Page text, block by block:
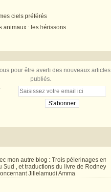
ciels préférés
animaux : les hérissons
pour être averti des nouveaux articles
publiés.
mon autre blog : Trois pélerinages en
Sud , et traductions du livre de Rodney
Jillelamudi Amma